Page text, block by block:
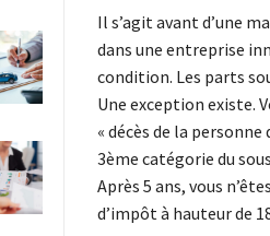
Il s’agit avant d’une
dans une entreprise
condition. Les parts
Une exception existe.
« décès de la
3ème catégorie du
Après 5 ans, vous
d’impôt à hauteur de